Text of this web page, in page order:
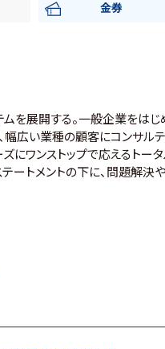
金券
を展開する。一般企業をはじ
幅広い業種の顧客にコンサル
にワンストップで応えるトータ
テートメントの下に、問題解